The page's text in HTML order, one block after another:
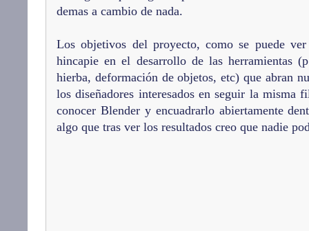
demas a cambio de nada.
Los objetivos del proyecto, como se puede
hincapie en el desarrollo de las herramientas
hierba, deformación de objetos, etc) que abran
los diseñadores interesados en seguir la misma
conocer Blender y encuadrarlo abiertamente
algo que tras ver los resultados creo que nadie